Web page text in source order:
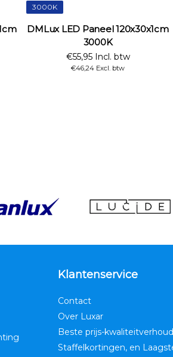
3000K
DMLux LED Paneel 120x30x1cm
3000K
€55,95 Incl. btw
€46,24 Excl. btw
Klantenservice
Contact
Over Luxar
Beste prijs-
Staffelkortingen, en